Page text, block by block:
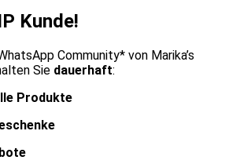
Kunde!
Community* von Marika’s
Sie dauerhaft:
Produkte